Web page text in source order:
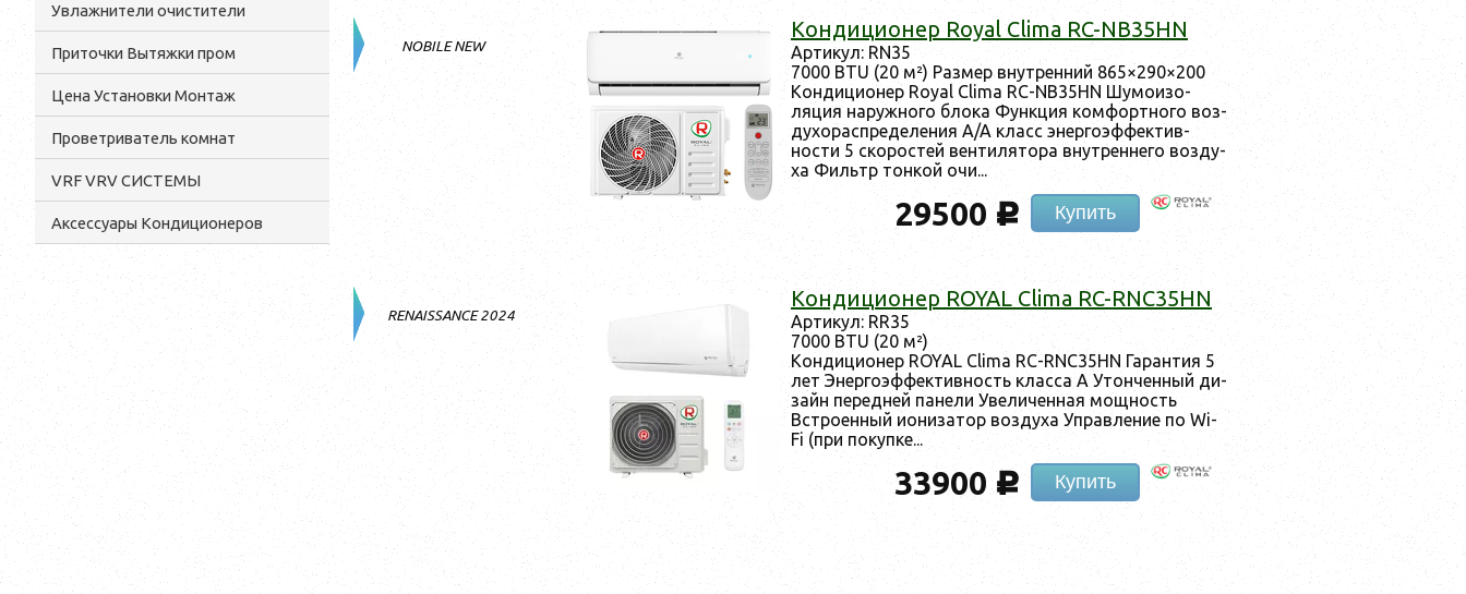
Увлажнители очистители
Приточки Вытяжки пром
Цена Установки Монтаж
Проветриватель комнат
VRF VRV СИСТЕМЫ
Аксессуары Кондиционеров
NOBILE NEW
Кон­ди­ци­онер Royal Clima RC-NB35HN
Ар­ти­кул: RN35
7000 BTU (20 м²) Раз­мер внут­ренний 865×290×200
Кон­ди­ци­онер Royal Clima RC-NB35HN Шу­мо­изо­
ляция на­руж­но­го бло­ка Фун­кция ком­фор­тно­го воз­
ду­хорас­пре­деле­ния A/A класс энер­го­эф­фектив­
ности 5 ско­рос­тей вен­ти­лято­ра внут­ренне­го воз­ду­
ха Филь­тр тон­кой очи...
29500 c Купить
RENAISSANCE 2024
Кон­ди­ци­онер ROYAL Clima RC-RNC35HN
Ар­ти­кул: RR35
7000 BTU (20 м²)
Кон­ди­ци­онер ROYAL Clima RC-RNC35HN Га­ран­тия 5
лет Энер­го­эф­фектив­ность клас­са А Утон­ченный ди­
зайн пе­ред­ней па­нели Уве­личен­ная мощ­ность
Встро­ен­ный и­они­затор воз­ду­ха Уп­равле­ние по Wi-
Fi (при по­куп­ке...
33900 c Купить